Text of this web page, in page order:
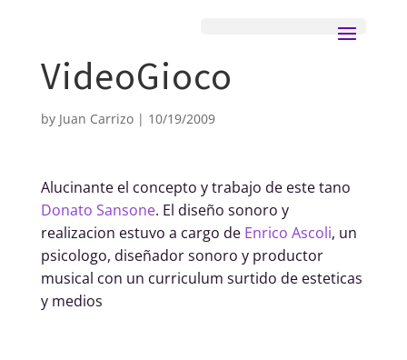
VideoGioco
by Juan Carrizo| 10/19/2009
Alucinante el concepto y trabajo de este tano
Donato Sansone. El diseño sonoro y
realizacion estuvo a cargo de Enrico Ascoli, un
psicologo, diseñador sonoro y productor
musical con un curriculum surtido de esteticas
y medios